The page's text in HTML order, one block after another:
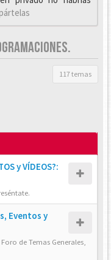
117 temas
y VÍDEOS?:
Eventos y
Foro de Temas Generales,